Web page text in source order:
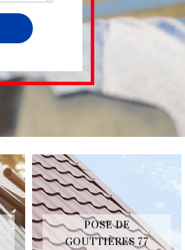
POSE DE
GOUTTIÈRES 77